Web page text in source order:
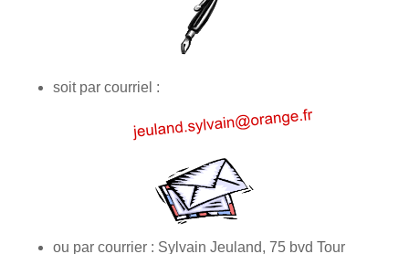
soit par courriel :
ou par courrier : Sylvain Jeuland, 75 bvd Tour